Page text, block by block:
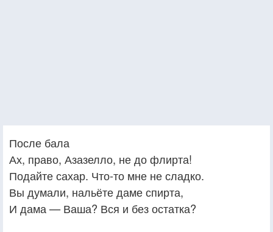
После бала
Ах, право, Азазелло, не до флирта!
Подайте сахар. Что-то мне не сладко.
Вы думали, нальёте даме спирта,
И дама — Ваша? Вся и без остатка?